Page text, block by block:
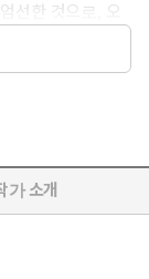
선한 것으로, 오
가 될 것이다. 본
여 예술사의 가
라 입수 자체가
의 변화나 출간
이었다. 이러한
에 수록된 작품들
간기(刊記)를
에 시적 의미를
가 소개